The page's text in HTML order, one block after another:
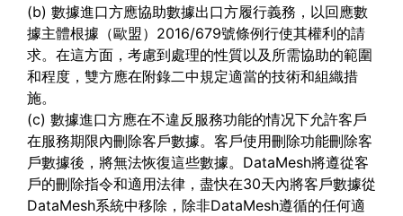
(b) 數據進口方應協助數據出口方履行義務，以回應數
據主體根據（歐盟）2016/679號條例行使其權利的請
求。在這方面，考慮到處理的性質以及所需協助的範圍
和程度，雙方應在附錄二中規定適當的技術和組織措
施。
(c) 數據進口方應在不違反服務功能的情况下允許客戶
在服務期限內刪除客戶數據。客戶使用刪除功能刪除客
戶數據後，將無法恢復這些數據。DataMesh將遵從客
戶的刪除指令和適用法律，盡快在30天內將客戶數據從
DataMesh系統中移除，除非DataMesh遵循的任何適